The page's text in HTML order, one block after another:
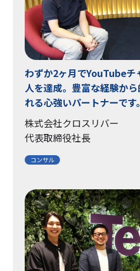
わずか2ヶ月でYouTubeチ
人を達成。豊富な経験か
れる心強いパートナーです。
株式会社クロスリバー
代表取締役社長
コンサル